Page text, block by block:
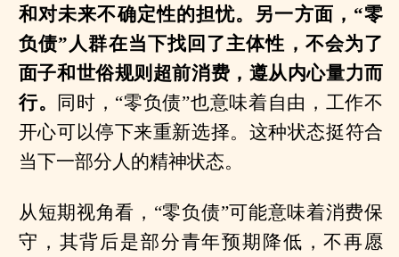
和对未来不确定性的担忧。另一方面，“零
负债”人群在当下找回了主体性，不会为了
面子和世俗规则超前消费，遵从内心量力而
行。
同时，“零负债”也意味着自由，工作不
开心可以停下来重新选择。这种状态挺符合
当下一部分人的精神状态。
从短期视角看，“零负债”可能意味着消费保
守，其背后是部分青年预期降低，不再愿